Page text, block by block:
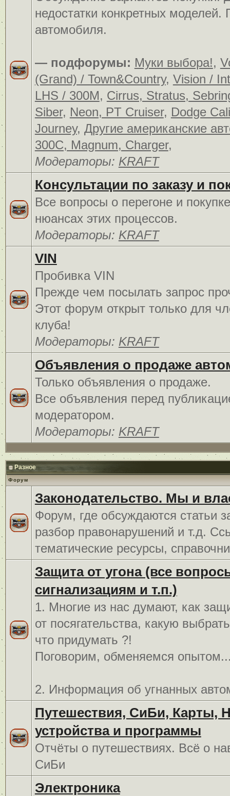
недостатки конкретных
автомобиля.
— подфорумы: Муки выбора!,
(Grand) / Town&Country, Vision /
LHS / 300M, Cirrus, Stratus,
Siber, Neon, PT Cruiser, Dodge
Journey, Другие американские
300C, Magnum, Charger,
Модераторы: KRAFT
Консультации по заказу и
Все вопросы о перегоне и
нюансах этих процессов.
Модераторы: KRAFT
VIN
Пробивка VIN
Прежде чем посылать запрос
Этот форум открыт только для
клуба!
Модераторы: KRAFT
Объявления о продаже
Только объявления о продаже.
Все объявления перед
модератором.
Модераторы: KRAFT
Разное
Форум
Законодательство. Мы и
Форум, где обсуждаются статьи
разбор правонарушений и т.д.
тематические ресурсы,
Защита от угона (все
сигнализациям и т.п.)
1. Многие из нас думают, как
от посягательства, какую
что придумать ?!
Поговорим, обменяемся
2. Информация об угнанных
Путешествия, СиБи, Карты,
устройства и программы
Отчёты о путешествиях. Всё о
СиБи
Электроника